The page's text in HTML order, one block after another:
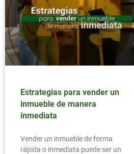
Estrategias para vender un
inmueble de manera
inmediata
Vender un inmueble de forma
rápida o inmediata puede ser un